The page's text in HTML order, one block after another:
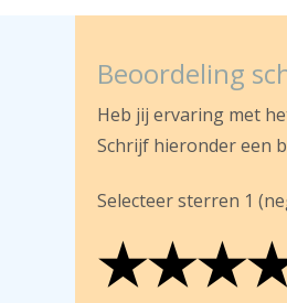
Beoordeling
Heb jij ervaring met
Schrijf hieronder een
Selecteer sterren 1
★
★★
★★★
★★★
★★★